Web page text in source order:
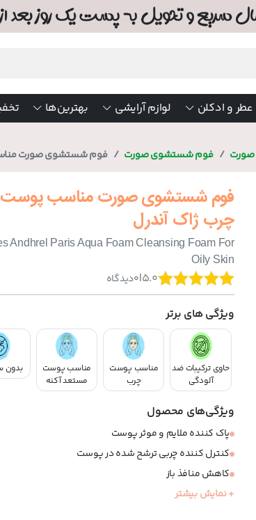
عطر و ادکلن لوازم آرایشی بهترین‌ها
صورت فوم شستشوی صورت فوم شستشوی صورت
فوم شستشوی صورت مناسب پوست
چرب ژاک آندرل
Andhrel Paris Aqua Foam Cleansing Foam For
Oily Skin
5.0
|
0دیدگاه
ویژگی های برتر
حاوی ترکیبات ضد
آلودگی
مناسب پوست
چرب
مناسب پوست
مستعد آکنه
بدون
ویژگی‌های محصول
پاک کننده ملایم و موثر پوست
کنترل کننده چربی ترشح شده در پوست
کاهش منافذ باز
ضد آکنه
+ نمایش بیشتر